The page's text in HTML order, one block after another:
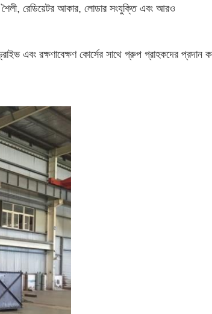
রেডিয়েটর আকার, লোডার সংযুক্তি এবং আরও
এবং রক্ষণাবেক্ষণ কোর্সের সাথে গ্রুপ গ্রাহকদের